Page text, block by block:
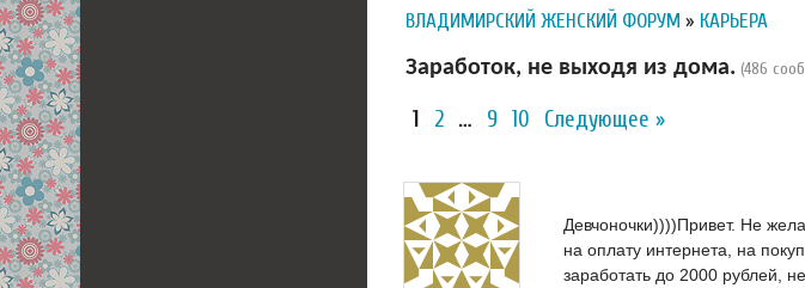
ВЛАДИМИРСКИЙ ЖЕНСКИЙ ФОРУМ » КАРЬЕРА
Заработок, не выходя из дома. (486
1 2 … 9 10 Следующее »
Девчоночки))))Привет. Не
на оплату интернета, на
заработать до 2000 рублей,